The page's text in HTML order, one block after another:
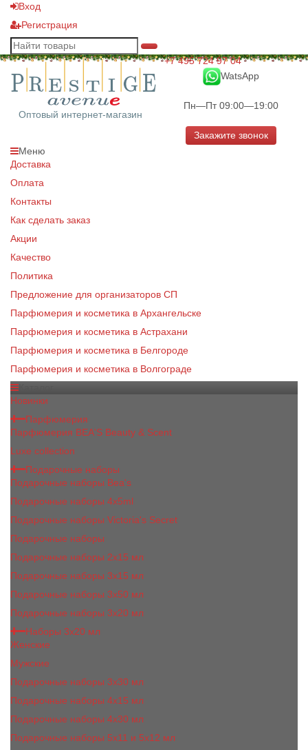
Вход
Регистрация
Оптовый интернет-магазин
+7 495 724 97 04
WatsApp
Пн—Пт 09:00—19:00
Закажите звонок
Меню
Доставка
Оплата
Контакты
Как сделать заказ
Акции
Качество
Политика
Предложение для организаторов СП
Парфюмерия и косметика в Архангельске
Парфюмерия и косметика в Астрахани
Парфюмерия и косметика в Белгороде
Парфюмерия и косметика в Волгограде
Новинки
Парфюмерия
Парфюмерия BEA'S Beauty & Scent
Luxe collection
Подарочные наборы
Подарочные наборы Bea's
Подарочные наборы 4х5ml
Подарочные наборы Victoria's Secret
Подарочные наборы
Подарочные наборы 2x15 мл
Подарочные наборы 3х15 мл
Подарочные наборы 3x50 мл
Подарочные наборы 3x20 мл
Наборы 3х20 мл
Женские
Мужские
Подарочные наборы 3х30 мл
Подарочные наборы 4x15 мл
Подарочные наборы 4x30 мл
Подарочные наборы 5x11 и 5х12 мл